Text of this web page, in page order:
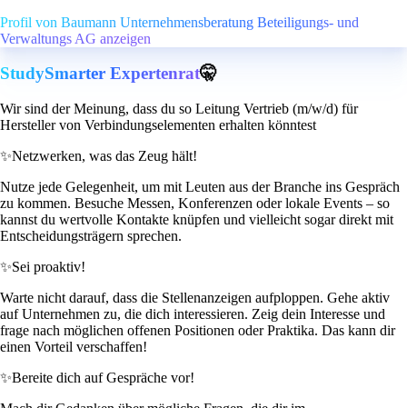
Profil von Baumann Unternehmensberatung Beteiligungs- und
Verwaltungs AG anzeigen
StudySmarter Expertenrat🤫
Wir sind der Meinung, dass du so Leitung Vertrieb (m/w/d) für
Hersteller von Verbindungselementen erhalten könntest
✨Netzwerken, was das Zeug hält!
Nutze jede Gelegenheit, um mit Leuten aus der Branche ins Gespräch
zu kommen. Besuche Messen, Konferenzen oder lokale Events – so
kannst du wertvolle Kontakte knüpfen und vielleicht sogar direkt mit
Entscheidungsträgern sprechen.
✨Sei proaktiv!
Warte nicht darauf, dass die Stellenanzeigen aufploppen. Gehe aktiv
auf Unternehmen zu, die dich interessieren. Zeig dein Interesse und
frage nach möglichen offenen Positionen oder Praktika. Das kann dir
einen Vorteil verschaffen!
✨Bereite dich auf Gespräche vor!